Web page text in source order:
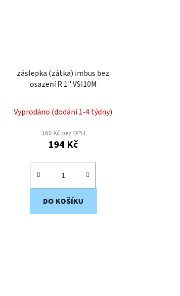
záslepka (zátka) imbus bez
osazení R 1" VSI10M
Vyprodáno (dodání 1-4 týdny)
160 Kč bez DPH
194 Kč
DO KOŠÍKU